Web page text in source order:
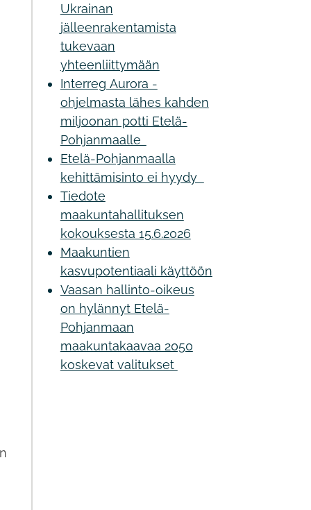
Ukrainan
jälleenrakentamista
tukevaan
yhteenliittymään
Interreg Aurora -
ohjelmasta lähes kahden
miljoonan potti Etelä-
Pohjanmaalle
Etelä-Pohjanmaalla
kehittämisinto ei hyydy
Tiedote
maakuntahallituksen
kokouksesta 15.6.2026
Maakuntien
kasvupotentiaali käyttöön
Vaasan hallinto-oikeus
on hylännyt Etelä-
Pohjanmaan
maakuntakaavaa 2050
koskevat valitukset